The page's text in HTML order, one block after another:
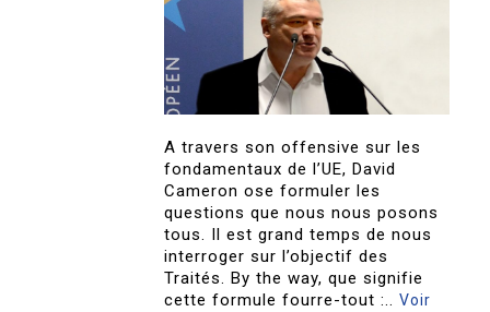
A travers son offensive sur les
fondamentaux de l’UE, David
Cameron ose formuler les
questions que nous nous posons
tous. Il est grand temps de nous
interroger sur l’objectif des
Traités. By the way, que signifie
cette formule fourre-tout :..Voir